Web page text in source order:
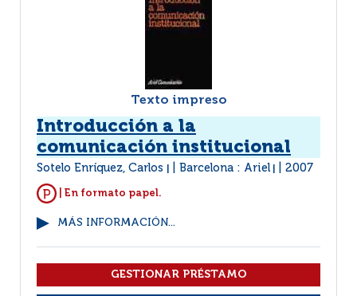
Texto impreso
Introducción a la
comunicación institucional
Sotelo Enríquez, Carlos Barcelona : Ariel 2007
| En formato papel.
MÁS INFORMACIÓN...